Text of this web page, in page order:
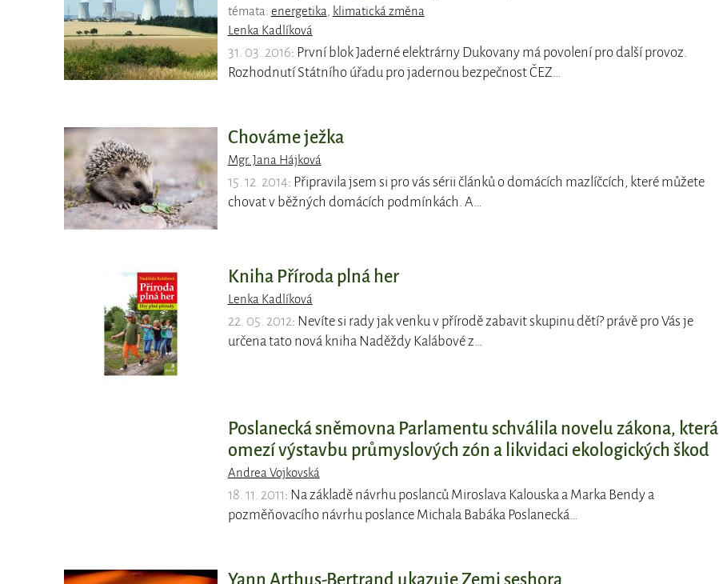
témata: energetika
klimatická změna
Lenka Kadlíková
31. 03. 2016: První blok Jaderné elektrárny Dukovany má povolení pro další provoz.
Rozhodnutí Státního úřadu pro jadernou bezpečnost ČEZ…
Chováme ježka
Mgr. Jana Hájková
15. 12. 2014: Připravila jsem si pro vás sérii článků o domácích mazlíčcích, které můžete
chovat v běžných domácích podmínkách. A…
Kniha Příroda plná her
Lenka Kadlíková
22. 05. 2012: Nevíte si rady jak venku v přírodě zabavit skupinu dětí? právě pro Vás je
určena tato nová kniha Naděždy Kalábové z…
Poslanecká sněmovna Parlamentu schválila novelu zákona, která
omezí výstavbu průmyslových zón a likvidaci ekologických škod
Andrea Vojkovská
18. 11. 2011: Na základě návrhu poslanců Miroslava Kalouska a Marka Bendy a
pozměňovacího návrhu poslance Michala Babáka Poslanecká…
Yann Arthus-Bertrand ukazuje Zemi seshora